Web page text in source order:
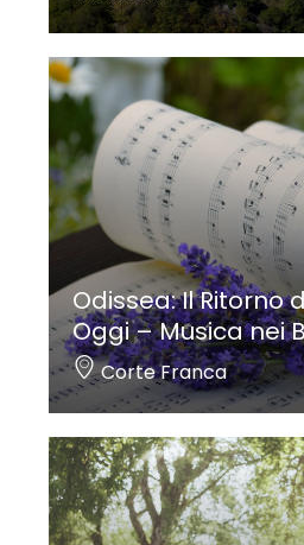
Odissea: Il Ritorno
Oggi – Musica nei
Corte Franca